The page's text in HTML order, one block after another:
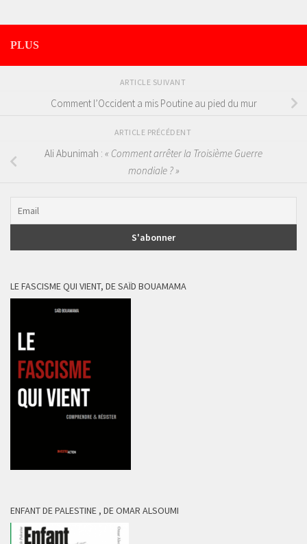
PLUS
ARTICLE SUIVANT
Comment l’Occident a mis Poutine au pied du mur
ARTICLE PRÉCÉDENT
Ali Abunimah : « Comment arrêter la Troisième Guerre
mondiale ? »
LE FASCISME QUI VIENT, DE SAÏD BOUAMAMA
ENFANT DE PALESTINE , DE OMAR ALSOUMI